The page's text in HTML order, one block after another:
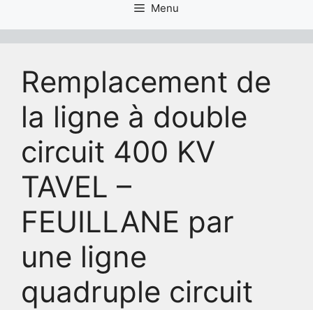
Menu
Remplacement de
la ligne à double
circuit 400 KV
TAVEL –
FEUILLANE par
une ligne
quadruple circuit